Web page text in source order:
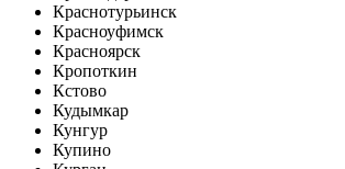
Краснотурьинск
Красноуфимск
Красноярск
Кропоткин
Кстово
Кудымкар
Кунгур
Купино